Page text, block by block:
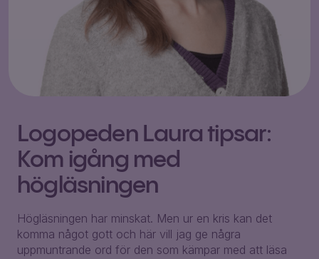
Logopeden Laura tipsar:
Kom igång med
högläsningen
Högläsningen har minskat. Men ur en kris kan det
komma något gott och här vill jag ge några
uppmuntrande ord för den som kämpar med att läsa